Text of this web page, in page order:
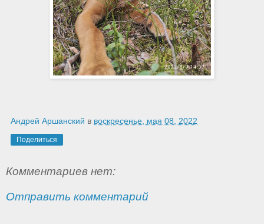
Андрей Аршанский в воскресенье, мая 08, 2022
Поделиться
Комментариев нет:
Отправить комментарий